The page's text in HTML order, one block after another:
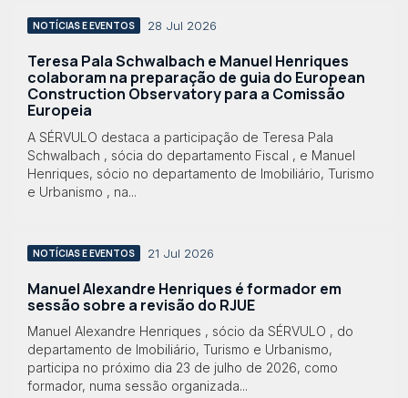
NOTÍCIAS E EVENTOS 28 Jul 2026
Teresa Pala Schwalbach e Manuel Henriques
colaboram na preparação de guia do European
Construction Observatory para a Comissão
Europeia
A SÉRVULO destaca a participação de Teresa Pala
Schwalbach , sócia do departamento Fiscal , e Manuel
Henriques, sócio no departamento de Imobiliário, Turismo
e Urbanismo , na...
NOTÍCIAS E EVENTOS 21 Jul 2026
Manuel Alexandre Henriques é formador em
sessão sobre a revisão do RJUE
Manuel Alexandre Henriques , sócio da SÉRVULO , do
departamento de Imobiliário, Turismo e Urbanismo,
participa no próximo dia 23 de julho de 2026, como
formador, numa sessão organizada...